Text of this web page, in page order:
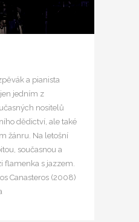
a pianista
jedním z
nositelů
dědictví, ale také
žánru. Na letošní
současnou a
flamenka s jazzem.
Canasteros (2008)